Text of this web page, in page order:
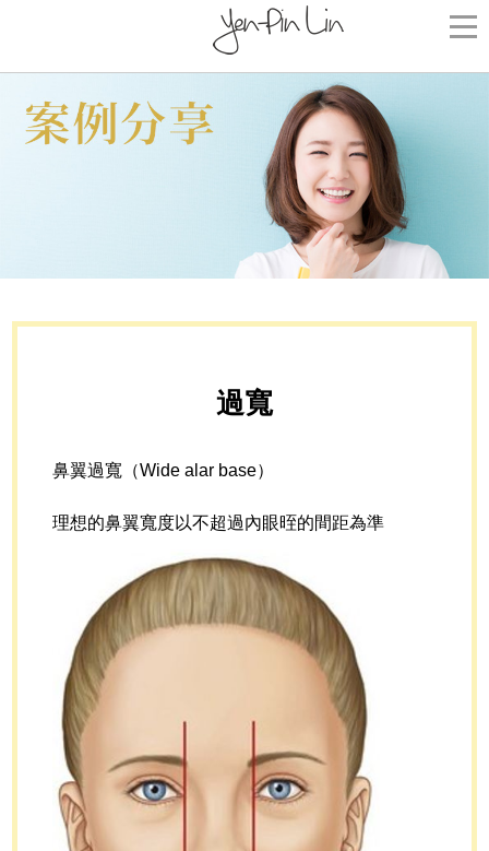
過寬
鼻翼過寬（Wide alar base）
理想的鼻翼寬度以不超過內眼晊的間距為準